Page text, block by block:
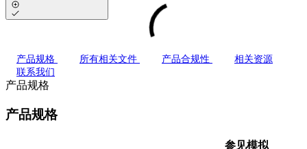
产品规格 所有相关文件 产品合规性
相关资源
联系我们
产品规格
产品规格
参见模拟